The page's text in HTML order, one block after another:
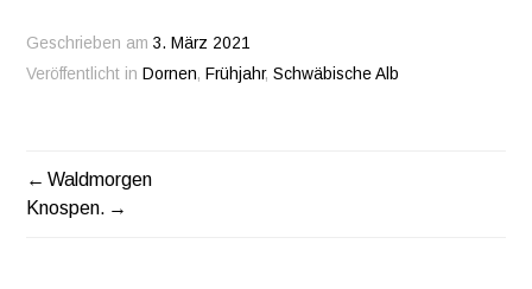
Geschrieben am3. März 2021
Veröffentlicht in Dornen, Frühjahr,Schwäbische Alb
BEITRAGSNAVIGATION
Waldmorgen
Knospen.